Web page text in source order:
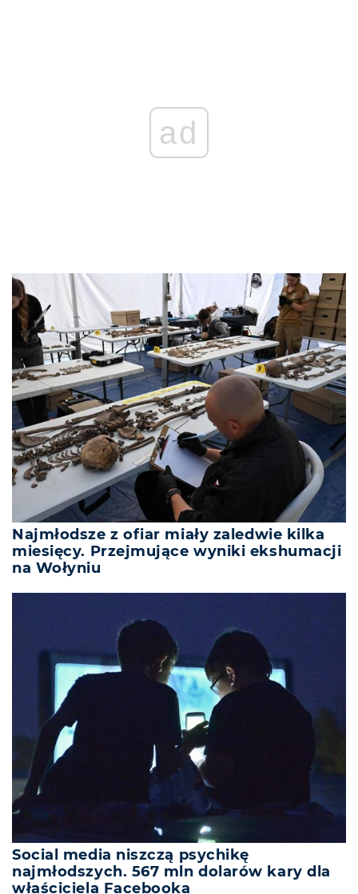
ad
Najmłodsze z ofiar miały zaledwie kilka
miesięcy. Przejmujące wyniki ekshumacji
na Wołyniu
Social media niszczą psychikę
najmłodszych. 567 mln dolarów kary dla
właściciela Facebooka